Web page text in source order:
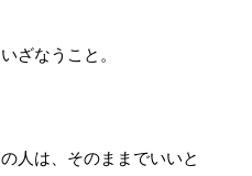
ざなうこと。
人は、そのままでいいと